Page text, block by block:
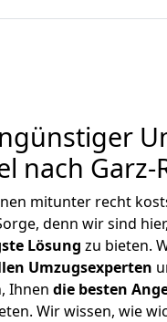
nach Garz-
mitunter recht
denn wir sind
Lösung zu bieten.
Umzugsexperten
Ihnen die besten
Wir wissen, wie